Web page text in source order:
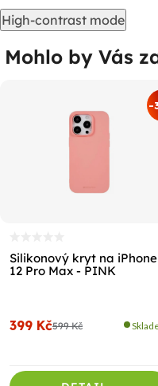
High-contrast mode
Mohlo by Vás
-
Silikonový kryt na iPhone
12 Pro Max - PINK
599 Kč
399 Kč